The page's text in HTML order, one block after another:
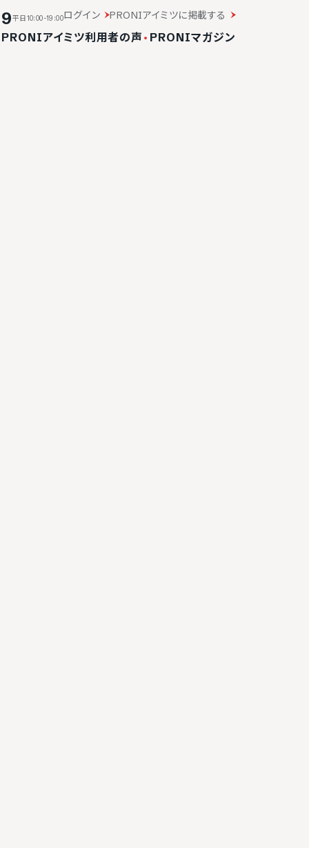
平日10:00-19:00ログイン PRONIアイミツに掲載する
PRONIアイミツ利用者の声 ・ PRONIマガジン